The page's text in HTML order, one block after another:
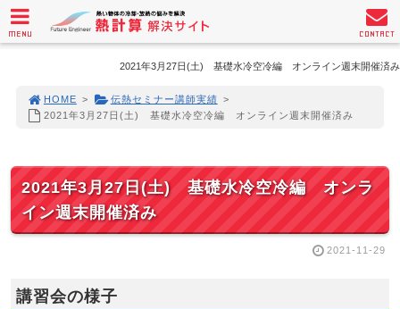
2021年3月27日(土) 基礎水冷空冷編 オンライン週末開催済み
HOME > 伝熱セミナー講師実績 >
2021年3月27日(土) 基礎水冷空冷編 オンライン週末開催済み
2021年3月27日(土) 基礎水冷空冷編 オンラ
イン週末開催済み
2021-11-29
講習会の様子
MENU CONTACT